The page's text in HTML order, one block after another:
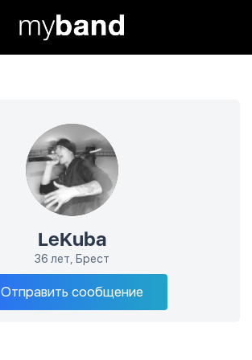
LeKuba
36 лет, Брест
Отправить сообщение